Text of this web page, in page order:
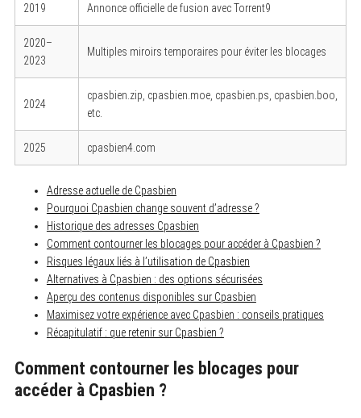
2019 Annonce officielle de fusion avec Torrent9
2020–
2023
Multiples miroirs temporaires pour éviter les blocages
2024
cpasbien.zip, cpasbien.moe, cpasbien.ps, cpasbien.boo,
etc.
2025 cpasbien4.com
Adresse actuelle de Cpasbien
Pourquoi Cpasbien change souvent d’adresse ?
Historique des adresses Cpasbien
Comment contourner les blocages pour accéder à Cpasbien ?
Risques légaux liés à l’utilisation de Cpasbien
Alternatives à Cpasbien : des options sécurisées
Aperçu des contenus disponibles sur Cpasbien
Maximisez votre expérience avec Cpasbien : conseils pratiques
Récapitulatif : que retenir sur Cpasbien ?
Comment contourner les blocages pour
accéder à Cpasbien ?